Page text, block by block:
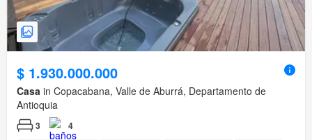
$ 1.930.000.000
Casa in Copacabana, Valle de Aburrá, Departamento de
Antioquia
3 4